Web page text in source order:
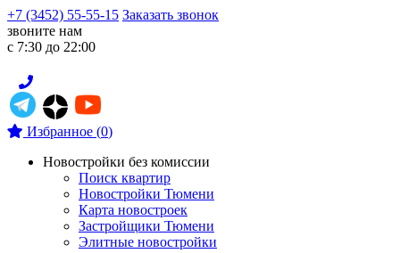
+7 (3452) 55-55-15 Заказать звонок
звоните нам
с 7:30 до 22:00
Избранное (0)
Новостройки без комиссии
Поиск квартир
Новостройки Тюмени
Карта новостроек
Застройщики Тюмени
Элитные новостройки